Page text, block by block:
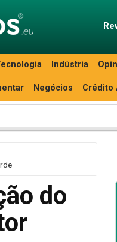
Indústria
Negócios Crédito
do